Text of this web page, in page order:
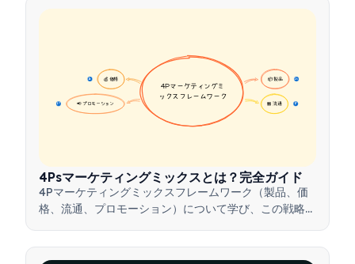
📦 製品 16
💰 価格
16
🏪 流通 17
📢 プロモーション
17
4Pマーケティングミ
ックスフレームワーク
4Psマーケティングミックスとは？完全ガイド
4Pマーケティングミックスフレームワーク（製品、価
格、流通、プロモーション）について学び、この戦略的